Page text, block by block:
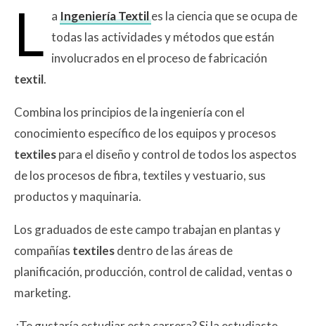
L aIngeniería Textiles la ciencia que se ocupa de
todas las actividades y métodos que están
involucrados en el proceso de fabricación
textil.
Combina los principios de la ingeniería con el
conocimiento específico de los equipos y procesos
textilespara el diseño y control de todos los aspectos
de los procesos de fibra, textiles y vestuario, sus
productos y maquinaria.
Los graduados de este campo trabajan en plantas y
compañías textilesdentro de las áreas de
planificación, producción, control de calidad, ventas o
marketing.